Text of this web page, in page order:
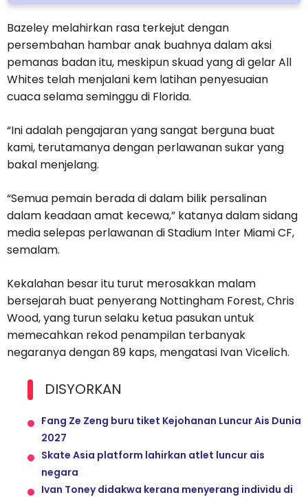
Bazeley melahirkan rasa terkejut dengan
persembahan hambar anak buahnya dalam aksi
pemanas badan itu, meskipun skuad yang di gelar All
Whites telah menjalani kem latihan penyesuaian
cuaca selama seminggu di Florida.
“Ini adalah pengajaran yang sangat berguna buat
kami, terutamanya dengan perlawanan sukar yang
bakal menjelang.
“Semua pemain berada di dalam bilik persalinan
dalam keadaan amat kecewa,” katanya dalam sidang
media selepas perlawanan di Stadium Inter Miami CF,
semalam.
Kekalahan besar itu turut merosakkan malam
bersejarah buat penyerang Nottingham Forest, Chris
Wood, yang turun selaku ketua pasukan untuk
memecahkan rekod penampilan terbanyak
negaranya dengan 89 kaps, mengatasi Ivan Vicelich.
DISYORKAN
Fang Ze Zeng buru tiket Kejohanan Luncur Ais Dunia
2027
Skate Asia platform lahirkan atlet luncur ais
negara
Ivan Toney didakwa kerana menyerang individu di